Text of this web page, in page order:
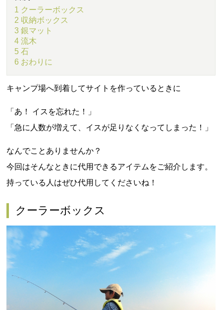
1 クーラーボックス
2 収納ボックス
3 銀マット
4 流木
5 石
6 おわりに
キャンプ場へ到着してサイトを作っているときに
「あ！ イスを忘れた！」
「急に人数が増えて、イスが足りなくなってしまった！」
なんでことありませんか？
今回はそんなときに代用できるアイテムをご紹介します。
持っている人はぜひ代用してくださいね！
クーラーボックス